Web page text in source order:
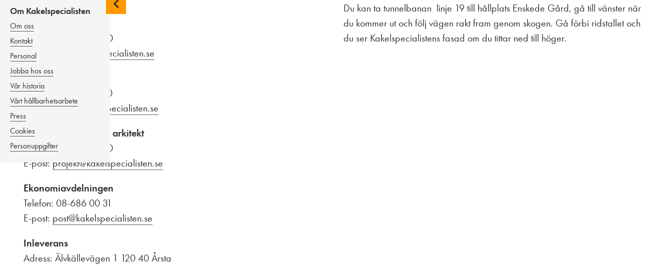
Butiken
Telefon: 08-686 93 60
E-post:
butik@kakelspecialisten.se
Proffscenter
Telefon: 08-686 93 70
E-post:proffs@kakelspecialisten.se
Projektavdelning för arkitekt
Telefon: 08-686 93 80
E-post: projekt@kakelspecialisten.se
Ekonomiavdelningen
Telefon: 08-686 00 31
E-post: post@kakelspecialisten.se
Inleverans
Adress: Älvkällevägen 1 120 40 Årsta
Du kan ta tunnelbanan linje 19 till hållplats Enskede Gård, gå till vänster när
du kommer ut och följ vägen rakt fram genom skogen. Gå förbi ridstallet och
du ser Kakelspecialistens fasad om du tittar ned till höger.
Om Kakelspecialisten
Om oss
Kontakt
Personal
Jobba hos oss
Vår historia
Vårt hållbarhetsarbete
Press
Cookies
Personuppgifter